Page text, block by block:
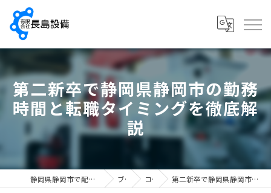
第二新卒で静岡県静岡市の勤務
時間と転職タイミングを徹底解
説
静岡県静岡市で配管工の求人なら有限会社長島設備 ブログ コラム 第二新卒で静岡県静岡市の勤務時間と転職タイミングを徹底解説